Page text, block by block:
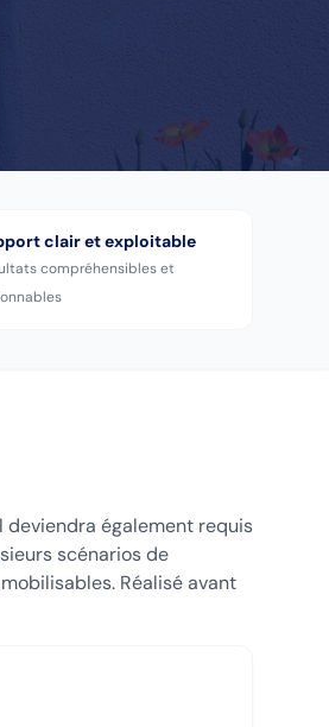
clair et exploitable
compréhensibles et
deviendra également requis
scénarios de
Réalisé avant